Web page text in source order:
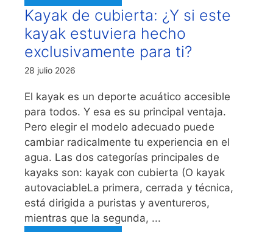
Kayak de cubierta: ¿Y si este
kayak estuviera hecho
exclusivamente para ti?
28 julio 2026
El kayak es un deporte acuático accesible
para todos. Y esa es su principal ventaja.
Pero elegir el modelo adecuado puede
cambiar radicalmente tu experiencia en el
agua. Las dos categorías principales de
kayaks son: kayak con cubierta (O kayak
autovaciableLa primera, cerrada y técnica,
está dirigida a puristas y aventureros,
mientras que la segunda, ...